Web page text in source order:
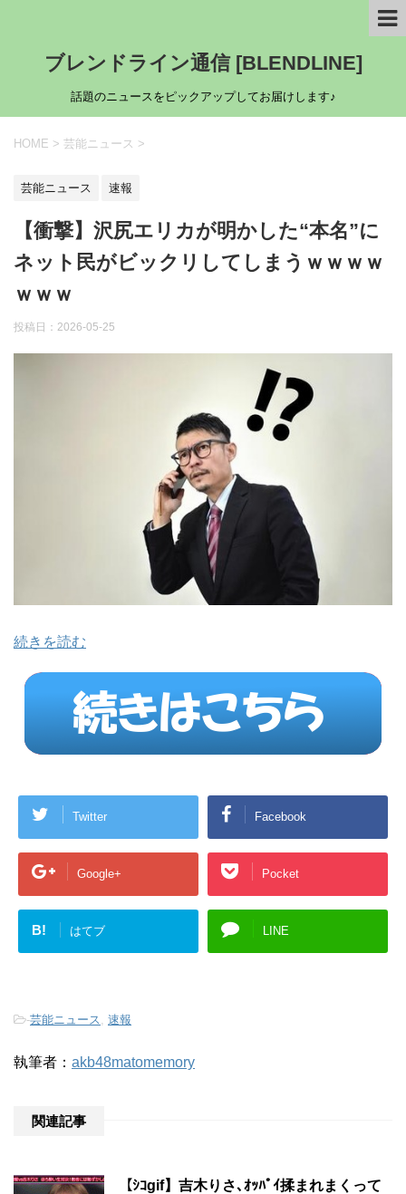
ブレンドライン通信 [BLENDLINE]
話題のニュースをピックアップしてお届けします♪
HOME > 芸能ニュース >
芸能ニュース 速報
【衝撃】沢尻エリカが明かした“本名”に
ネット民がビックリしてしまうｗｗｗｗ
ｗｗｗ
投稿日： 2026-05-25
続きを読む
Twitter Facebook
Google+ Pocket
B! はてブ LINE
-芸能ニュース 速報
執筆者： akb48matomemory
関連記事
【ｼｺgif】吉木りさ､ｵｯﾊﾟｲ揉まれまくって